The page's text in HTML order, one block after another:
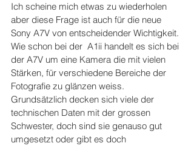
Ich scheine mich etwas zu wiederholen
aber diese Frage ist auch für die neue
Sony A7V von entscheidender Wichtigkeit.
Wie schon bei der  A1ii handelt es sich bei
der A7V um eine Kamera die mit vielen
Stärken, für verschiedene Bereiche der
Fotografie zu glänzen weiss.
Grundsätzlich decken sich viele der
technischen Daten mit der grossen
Schwester, doch sind sie genauso gut
umgesetzt oder gibt es doch